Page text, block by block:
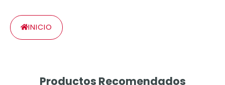
INICIO
Productos Recomendados